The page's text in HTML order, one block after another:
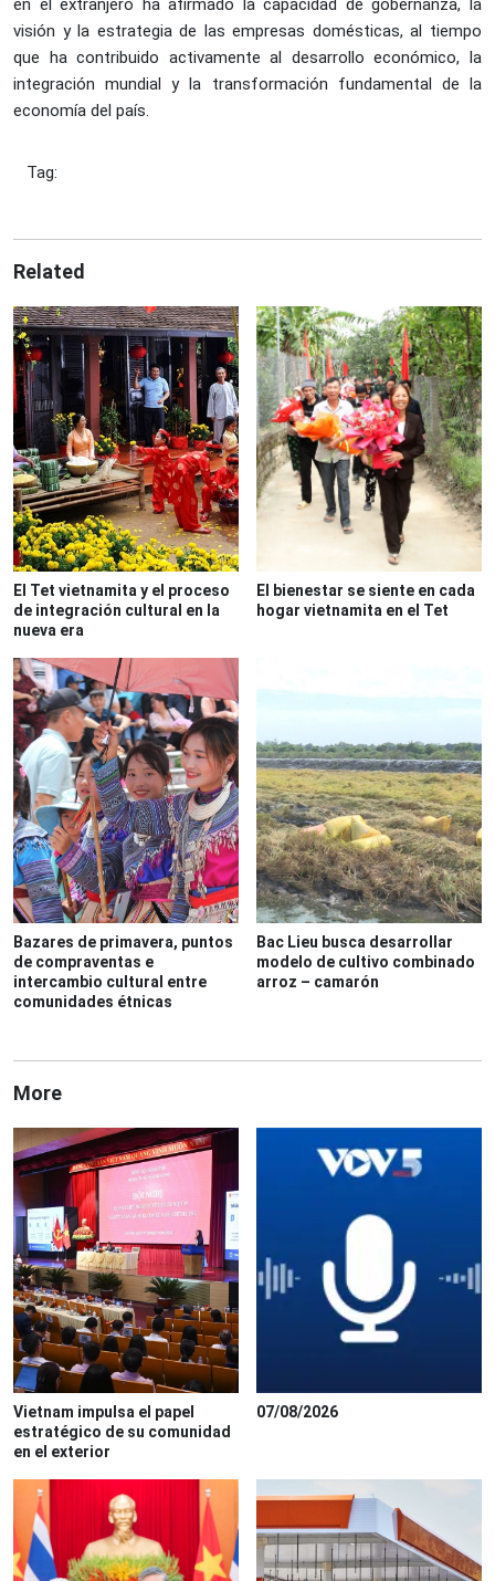
en el extranjero ha afirmado la capacidad de gobernanza, la
visión y la estrategia de las empresas domésticas, al tiempo
que ha contribuido activamente al desarrollo económico, la
integración mundial y la transformación fundamental de la
economía del país.
Tag:
Related
El Tet vietnamita y el proceso
de integración cultural en la
nueva era
El bienestar se siente en cada
hogar vietnamita en el Tet
Bazares de primavera, puntos
de compraventas e
intercambio cultural entre
comunidades étnicas
Bac Lieu busca desarrollar
modelo de cultivo combinado
arroz – camarón
More
Vietnam impulsa el papel
estratégico de su comunidad
en el exterior
07/08/2026